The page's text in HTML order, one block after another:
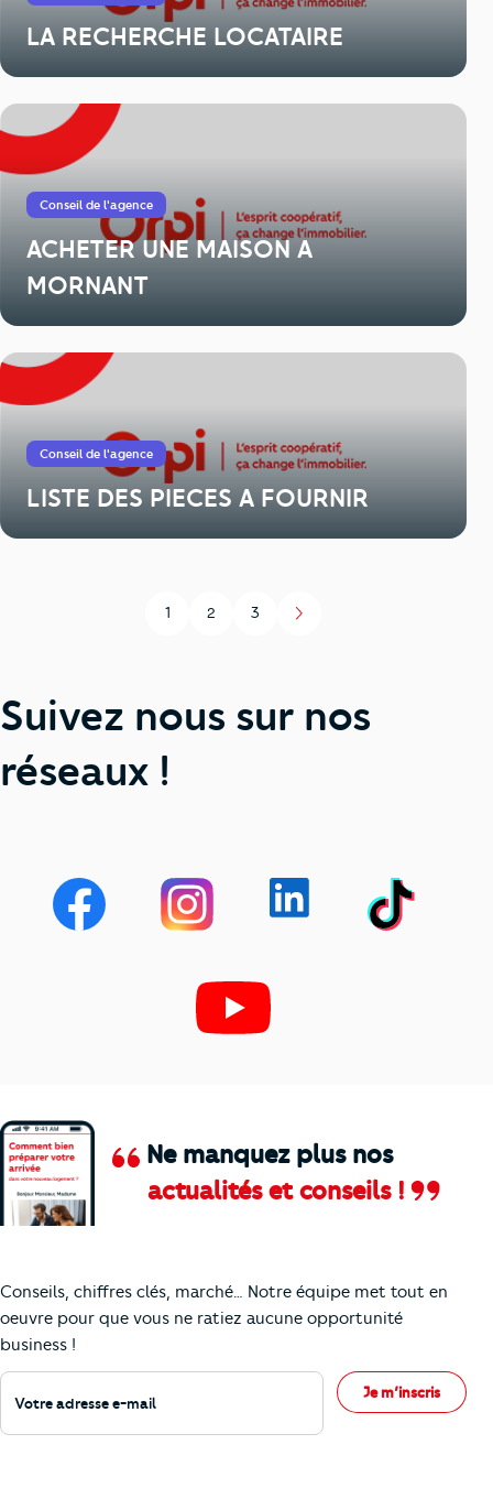
LA RECHERCHE LOCATAIRE
Conseil de l'agence
ACHETER UNE MAISON A
MORNANT
Conseil de l'agence
LISTE DES PIECES A FOURNIR
Page
1
Page
2
Page
3
Suivez nous sur nos
réseaux !
Ne manquez plus nos
actualités et conseils !
Conseils, chiffres clés, marché… Notre équipe met tout en
oeuvre pour que vous ne ratiez aucune opportunité
business !
Votre adresse e-mail
Je m’inscris